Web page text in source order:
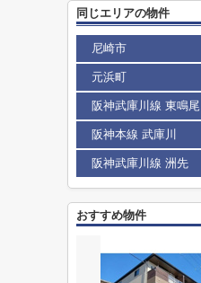
同じエリアの物件
尼崎市
元浜町
阪神武庫川線 東鳴尾
阪神本線 武庫川
阪神武庫川線 洲先
おすすめ物件